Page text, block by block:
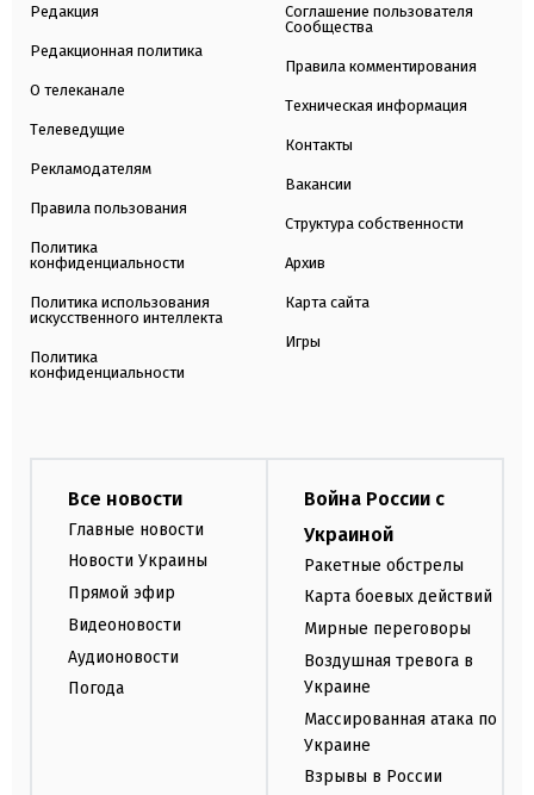
Редакция
Редакционная политика
О телеканале
Телеведущие
Рекламодателям
Правила пользования
Политика
конфиденциальности
Политика использования
искусственного интеллекта
Политика
конфиденциальности
Соглашение пользователя
Сообщества
Правила комментирования
Техническая информация
Контакты
Вакансии
Структура собственности
Архив
Карта сайта
Игры
Все новости
Главные новости
Новости Украины
Прямой эфир
Видеоновости
Аудионовости
Погода
Война России с
Украиной
Ракетные обстрелы
Карта боевых действий
Мирные переговоры
Воздушная тревога в
Украине
Массированная атака по
Украине
Взрывы в России